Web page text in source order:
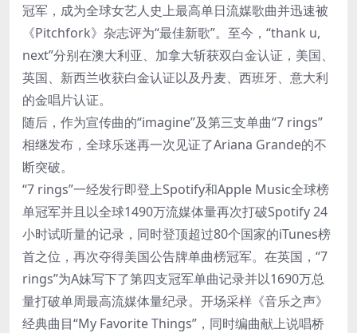
冠军，成为全球女艺人史上最高单日流媒歌曲并迅速被
《Pitchfork》杂志评为“最佳新歌”。至今，“thank u,
next”分别在澳大利亚、加拿大斩获双白金认证，美国、
英国、新西兰收获白金认证以及丹麦、西班牙、意大利
的金唱片认证。
随后，作为宣传曲的“imagine”及第三支单曲“7 rings”
相继发布，全球乐迷再一次见证了Ariana Grande的不
断突破。
“7 rings”一经发行即登上Spotify和Apple Music全球榜
单冠军并且以全球1490万流媒体量再次打破Spotify 24
小时试听量的记录，同时登顶超过80个国家的iTunes榜
首之位，再次夺得美国公告牌单曲榜冠军。在英国，“7
rings”为A妹写下了第四支冠军单曲记录并以1690万总
量打破单周最高流媒体量纪录。开场采样《音乐之声》
经典曲目“My Favorite Things”，同时编曲献上说唱桥